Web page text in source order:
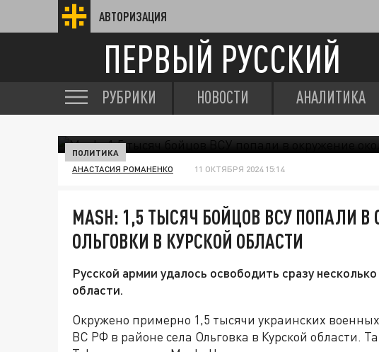
АВТОРИЗАЦИЯ
ПЕРВЫЙ РУССКИЙ
РУБРИКИ НОВОСТИ АНАЛИТИКА
ПОЛИТИКА
АНАСТАСИЯ РОМАНЕНКО 11 ОКТЯБРЯ 2024 15:14
MASH: 1,5 ТЫСЯЧ БОЙЦОВ ВСУ ПОПАЛИ
ОЛЬГОВКИ В КУРСКОЙ ОБЛАСТИ
Русской армии удалось освободить сразу
области.
Окружено примерно 1,5 тысячи украинских
ВС РФ в районе села Ольговка в Курской области.